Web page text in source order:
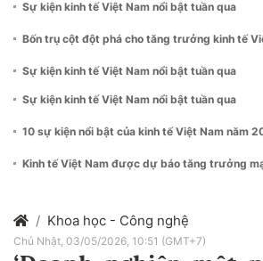
Sự kiện kinh tế Việt Nam nổi bật tuần qua
Bốn trụ cột đột phá cho tăng trưởng kinh tế
Sự kiện kinh tế Việt Nam nổi bật tuần qua
Sự kiện kinh tế Việt Nam nổi bật tuần qua
10 sự kiện nổi bật của kinh tế Việt Nam năm
Kinh tế Việt Nam được dự báo tăng trưởng
Khoa học - Công nghệ
Chủ Nhật, 03/05/2026, 10:51 (GMT+7)